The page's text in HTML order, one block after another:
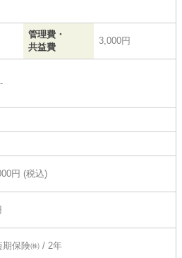
管理費・
共益費
3,000円
円 (税込)
期保険㈱ / 2年